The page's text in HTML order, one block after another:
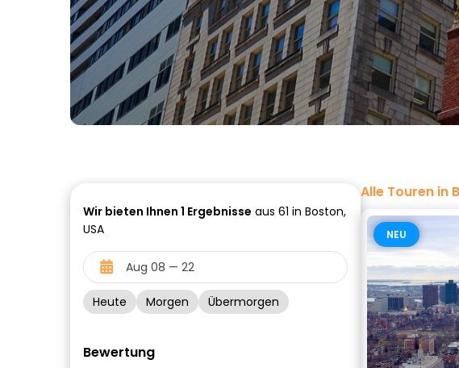
Wir bieten Ihnen 1 Ergebnisse aus 61 in Boston,
USA
Heute Morgen Übermorgen
Bewertung
Alle Touren in
NEU